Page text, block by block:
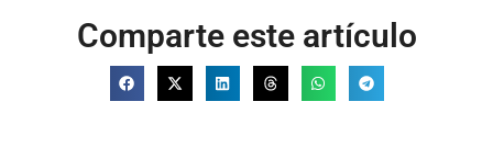
Comparte este artículo